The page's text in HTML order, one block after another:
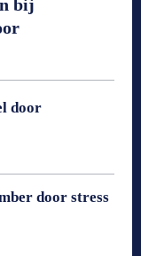
bij
door
door stress